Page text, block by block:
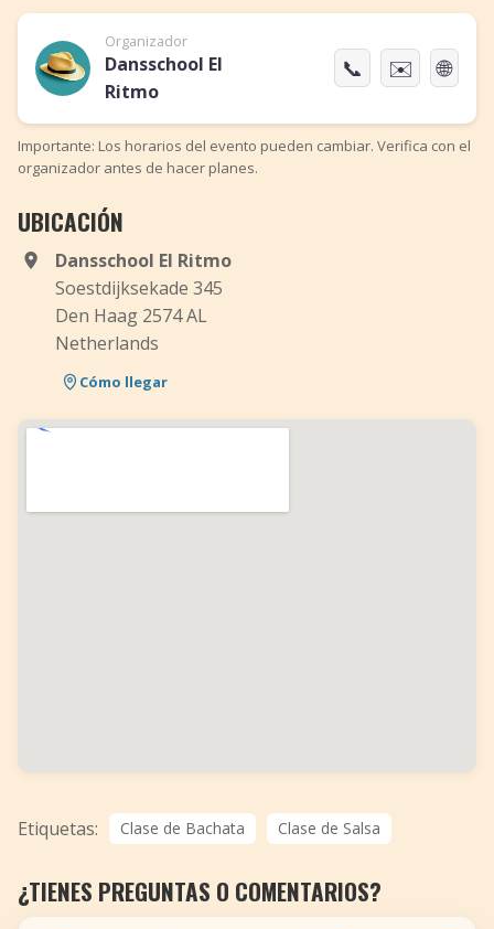
Organizador
Dansschool El
Ritmo
📞 ✉️ 🌐
Importante: Los horarios del evento pueden cambiar. Verifica con el
organizador antes de hacer planes.
UBICACIÓN
Dansschool El Ritmo
Soestdijksekade 345
Den Haag 2574 AL
Netherlands
Cómo llegar
Etiquetas: Clase de Bachata Clase de Salsa
¿TIENES PREGUNTAS O COMENTARIOS?